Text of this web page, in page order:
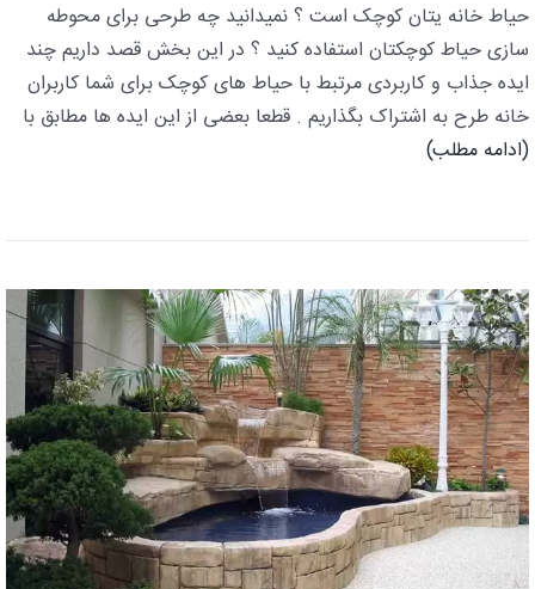
حیاط خانه یتان کوچک است ؟ نمیدانید چه طرحی برای محوطه
سازی حیاط کوچکتان استفاده کنید ؟ در این بخش قصد داریم چند
ایده جذاب و کاربردی مرتبط با حیاط های کوچک برای شما کاربران
خانه طرح به اشتراک بگذاریم . قطعا بعضی از این ایده ها مطابق با
(ادامه مطلب)